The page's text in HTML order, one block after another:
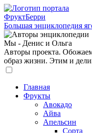
ФруктБерри
Большая энциклопедия
Мы - Денис и Ольга
Авторы проекта.
образ жизни. Этим и
Главная
Фрукты
Авокадо
Айва
Апельсин
Сорта